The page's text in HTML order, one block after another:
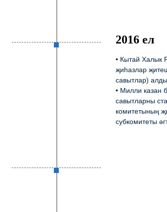
2016 ел
• Кытай Халык
җиһазлар
савытлар)
• Милли казан
савытларны
комитетының
субкомитеты